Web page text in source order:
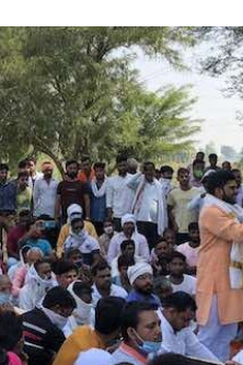
अर्थकारणावरील निबंध हे पुस्तक
येथे क्लिक करा.